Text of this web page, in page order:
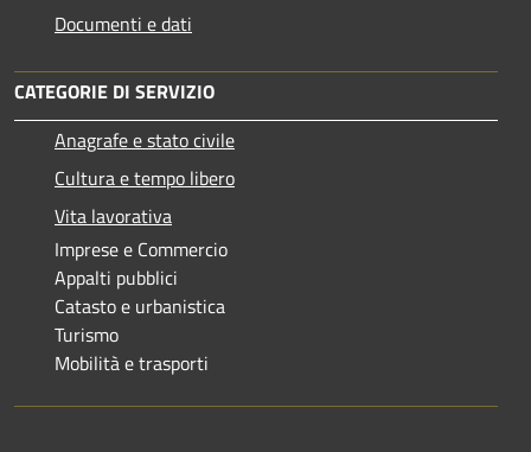
Documenti e dati
CATEGORIE DI SERVIZIO
Anagrafe e stato civile
Cultura e tempo libero
Vita lavorativa
Imprese e Commercio
Appalti pubblici
Catasto e urbanistica
Turismo
Mobilità e trasporti